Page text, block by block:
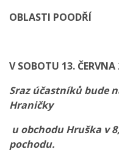
OBLASTI POODŘÍ
V SOBOTU 13.
Sraz účastníků bude
Hraničky
u obchodu Hruška v
pochodu.